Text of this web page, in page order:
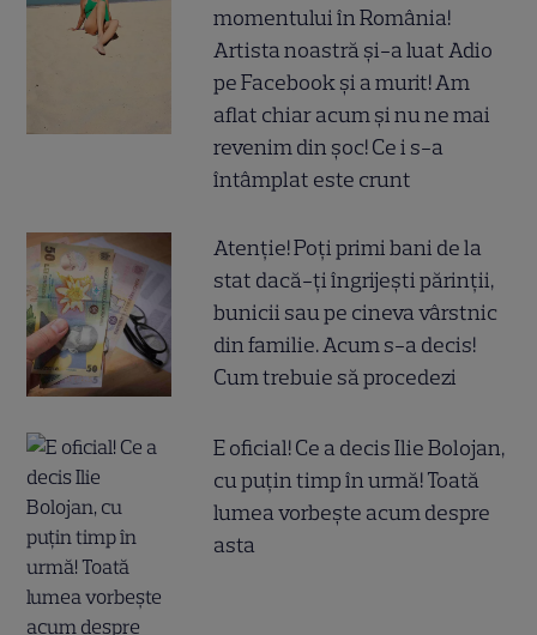
momentului în România!
Artista noastră și-a luat Adio
pe Facebook și a murit! Am
aflat chiar acum și nu ne mai
revenim din șoc! Ce i s-a
întâmplat este crunt
Atenție! Poți primi bani de la
stat dacă-ți îngrijești părinții,
bunicii sau pe cineva vârstnic
din familie. Acum s-a decis!
Cum trebuie să procedezi
E oficial! Ce a decis Ilie Bolojan,
cu puțin timp în urmă! Toată
lumea vorbește acum despre
asta